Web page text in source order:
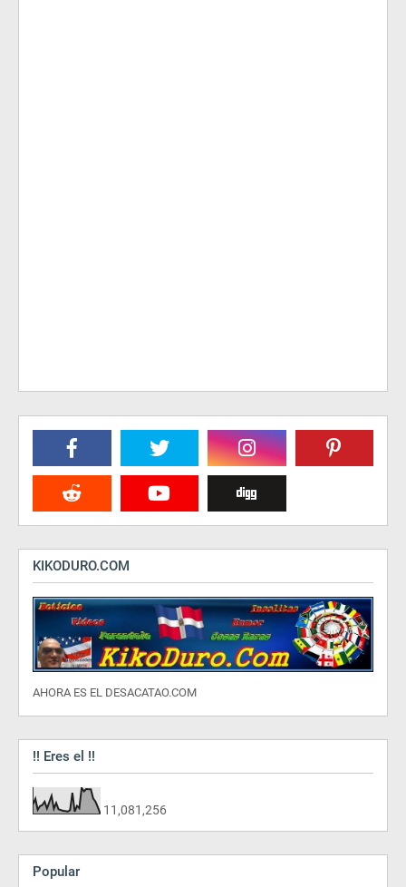
KIKODURO.COM
AHORA ES EL DESACATAO.COM
!! Eres el !!
11,081,256
Popular